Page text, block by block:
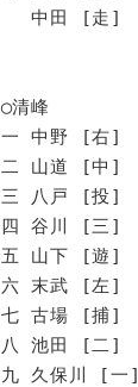
中田 [走]
◯清峰
一 中野 [右]
二 山道 [中]
三 八戸 [投]
四 谷川 [三]
五 山下 [遊]
六 末武 [左]
七 古場 [捕]
八 池田 [二]
九 久保川 [一]